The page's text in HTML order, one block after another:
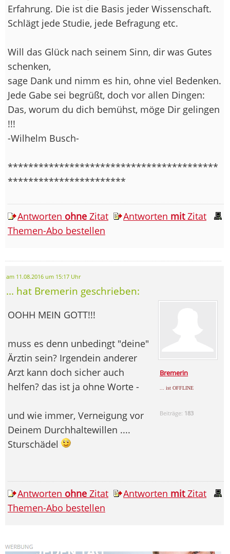
Erfahrung. Die ist die Basis jeder Wissenschaft.
Schlägt jede Studie, jede Befragung etc.
Will das Glück nach seinem Sinn, dir was Gutes
schenken,
sage Dank und nimm es hin, ohne viel Bedenken.
Jede Gabe sei begrüßt, doch vor allen Dingen:
Das, worum du dich bemühst, möge Dir gelingen
!!!
-Wilhelm Busch-
*****************************************
***********************
Antworten ohne Zitat Antworten mitZitat
Themen-Abo bestellen
am 11.08.2016 um 15:17 Uhr
... hat Bremerin geschrieben:
Bremerin
... ist OFFLINE
Beiträge: 183
OOHH MEIN GOTT!!!
muss es denn unbedingt "deine"
Ärztin sein? Irgendein anderer
Arzt kann doch sicher auch
helfen? das ist ja ohne Worte -
und wie immer, Verneigung vor
Deinem Durchhaltewillen ....
Sturschädel
Antworten ohne Zitat Antworten mitZitat
Themen-Abo bestellen